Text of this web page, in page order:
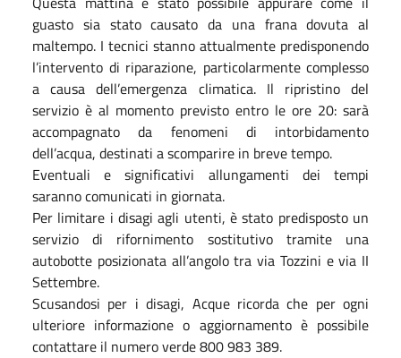
guasto sia stato causato da una frana dovuta al
maltempo. I tecnici stanno attualmente predisponendo
l’intervento di riparazione, particolarmente complesso
a causa dell’emergenza climatica. Il ripristino del
servizio è al momento previsto entro le ore 20: sarà
accompagnato da fenomeni di intorbidamento
dell’acqua, destinati a scomparire in breve tempo.
Eventuali e significativi allungamenti dei tempi
saranno comunicati in giornata.
Per limitare i disagi agli utenti, è stato predisposto un
servizio di rifornimento sostitutivo tramite una
autobotte posizionata all’angolo tra via Tozzini e via II
Settembre.
Scusandosi per i disagi, Acque ricorda che per ogni
ulteriore informazione o aggiornamento è possibile
contattare il numero verde 800 983 389.